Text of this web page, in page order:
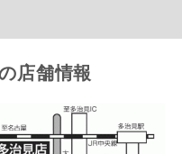
店舗情報